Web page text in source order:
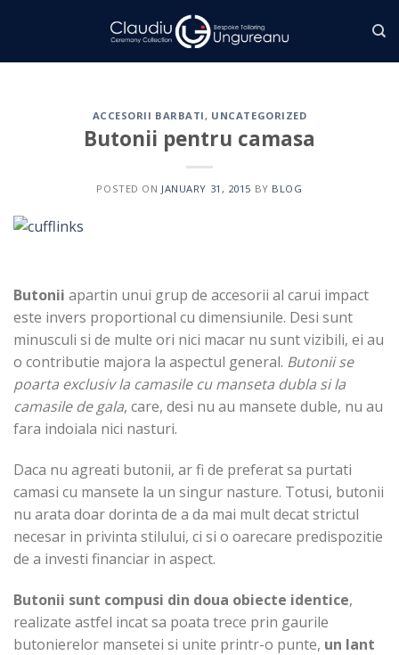
ACCESORII BARBATI, UNCATEGORIZED
Butonii pentru camasa
POSTED ON JANUARY 31, 2015 BY BLOG
Butonii apartin unui grup de accesorii al carui impact
este invers proportional cu dimensiunile. Desi sunt
minusculi si de multe ori nici macar nu sunt vizibili, ei au
o contributie majora la aspectul general. Butonii se
poarta exclusiv la camasile cu manseta dubla si la
camasile de gala, care, desi nu au mansete duble, nu au
fara indoiala nici nasturi.
Daca nu agreati butonii, ar fi de preferat sa purtati
camasi cu mansete la un singur nasture. Totusi, butonii
nu arata doar dorinta de a da mai mult decat strictul
necesar in privinta stilului, ci si o oarecare predispozitie
de a investi financiar in aspect.
Butonii sunt compusi din doua obiecte identice,
realizate astfel incat sa poata trece prin gaurile
butonierelor mansetei si unite printr-o punte, un lant